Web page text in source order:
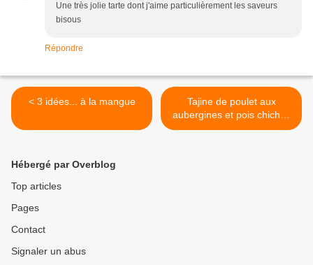
Une très jolie tarte dont j'aime particulièrement les saveurs
bisous
Répondre
< 3 idées... à la mangue
Tajine de poulet aux
aubergines et pois chiches
>
Hébergé par Overblog
Top articles
Pages
Contact
Signaler un abus